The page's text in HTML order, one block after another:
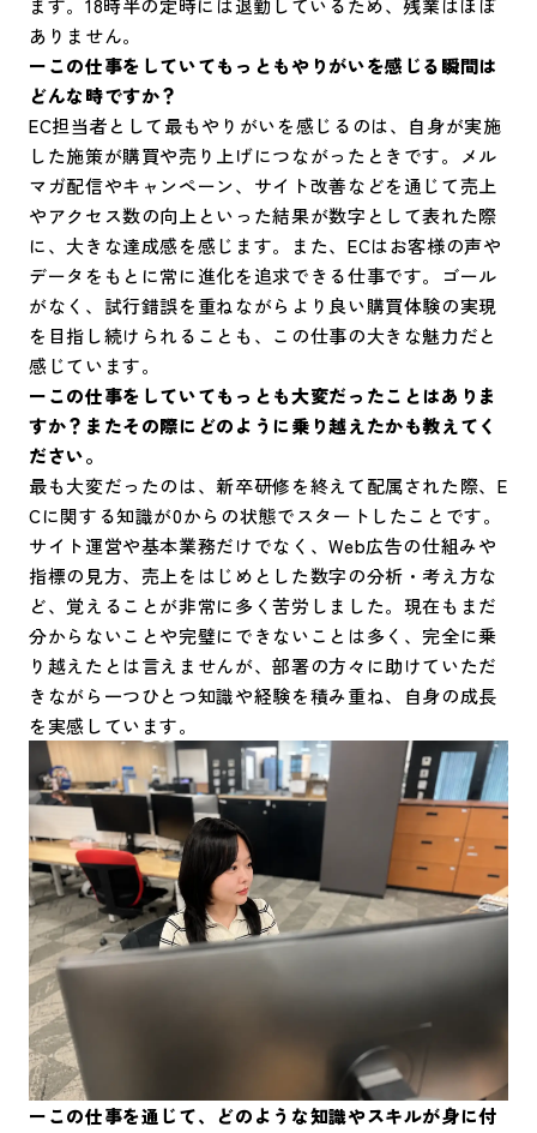
ます。18時半の定時には退勤しているため、残業はほぼ
ありません。
ーこの仕事をしていてもっともやりがいを感じる瞬間は
どんな時ですか？
EC担当者として最もやりがいを感じるのは、自身が実施
した施策が購買や売り上げにつながったときです。メル
マガ配信やキャンペーン、サイト改善などを通じて売上
やアクセス数の向上といった結果が数字として表れた際
に、大きな達成感を感じます。また、ECはお客様の声や
データをもとに常に進化を追求できる仕事です。ゴール
がなく、試行錯誤を重ねながらより良い購買体験の実現
を目指し続けられることも、この仕事の大きな魅力だと
感じています。
ーこの仕事をしていてもっとも大変だったことはありま
すか？またその際にどのように乗り越えたかも教えてく
ださい。
最も大変だったのは、新卒研修を終えて配属された際、E
Cに関する知識が0からの状態でスタートしたことです。
サイト運営や基本業務だけでなく、Web広告の仕組みや
指標の見方、売上をはじめとした数字の分析・考え方な
ど、覚えることが非常に多く苦労しました。現在もまだ
分からないことや完璧にできないことは多く、完全に乗
り越えたとは言えませんが、部署の方々に助けていただ
きながら一つひとつ知識や経験を積み重ね、自身の成長
を実感しています。
ーこの仕事を通じて、どのような知識やスキルが身に付